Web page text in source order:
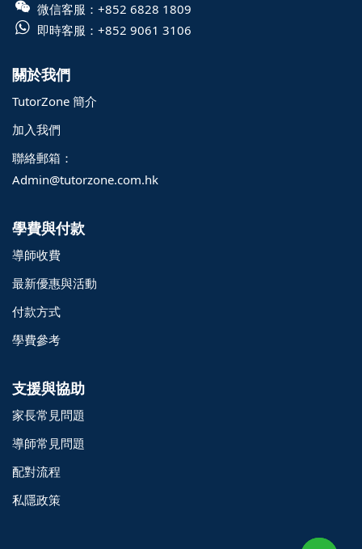
微信客服： +852 6828 1809
即時客服： +852 9061 3106
關於我們
TutorZone 簡介
加入我們
聯絡郵箱：
Admin@tutorzone.com.hk
學費與付款
導師收費
最新優惠與活動
付款方式
學費參考
支援與協助
家長常見問題
導師常見問題
配對流程
私隱政策